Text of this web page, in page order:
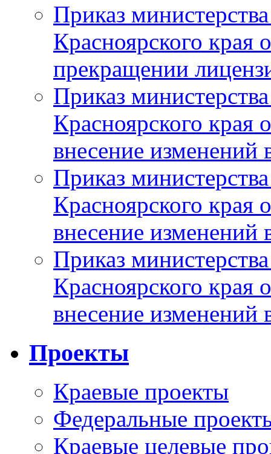
Приказ
Красноярского
прекращении
Приказ
Красноярского
внесение изменений
Приказ
Красноярского
внесение изменений
Приказ
Красноярского
внесение изменений
Проекты
Краевые проекты
Федеральные
Краевые целевые